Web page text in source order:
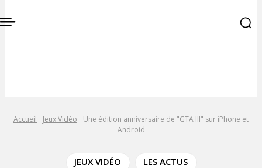
Accueil Jeux Vidéo
Une édition anniversaire de "GTA III" sur iPhone et
Android
JEUX VIDÉO LES ACTUS